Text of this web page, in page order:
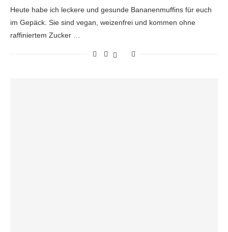
Heute habe ich leckere und gesunde Bananenmuffins für euch
im Gepäck. Sie sind vegan, weizenfrei und kommen ohne
raffiniertem Zucker …